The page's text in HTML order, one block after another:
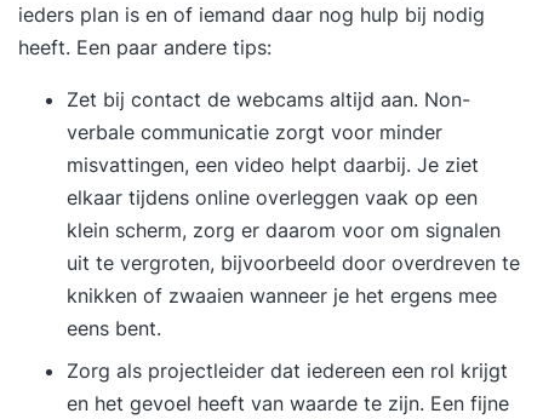
ieders plan is en of iemand daar nog hulp bij nodig
heeft. Een paar andere tips:
Zet bij contact de webcams altijd aan. Non-
verbale communicatie zorgt voor minder
misvattingen, een video helpt daarbij. Je ziet
elkaar tijdens online overleggen vaak op een
klein scherm, zorg er daarom voor om signalen
uit te vergroten, bijvoorbeeld door overdreven te
knikken of zwaaien wanneer je het ergens mee
eens bent.
Zorg als projectleider dat iedereen een rol krijgt
en het gevoel heeft van waarde te zijn. Een fijne